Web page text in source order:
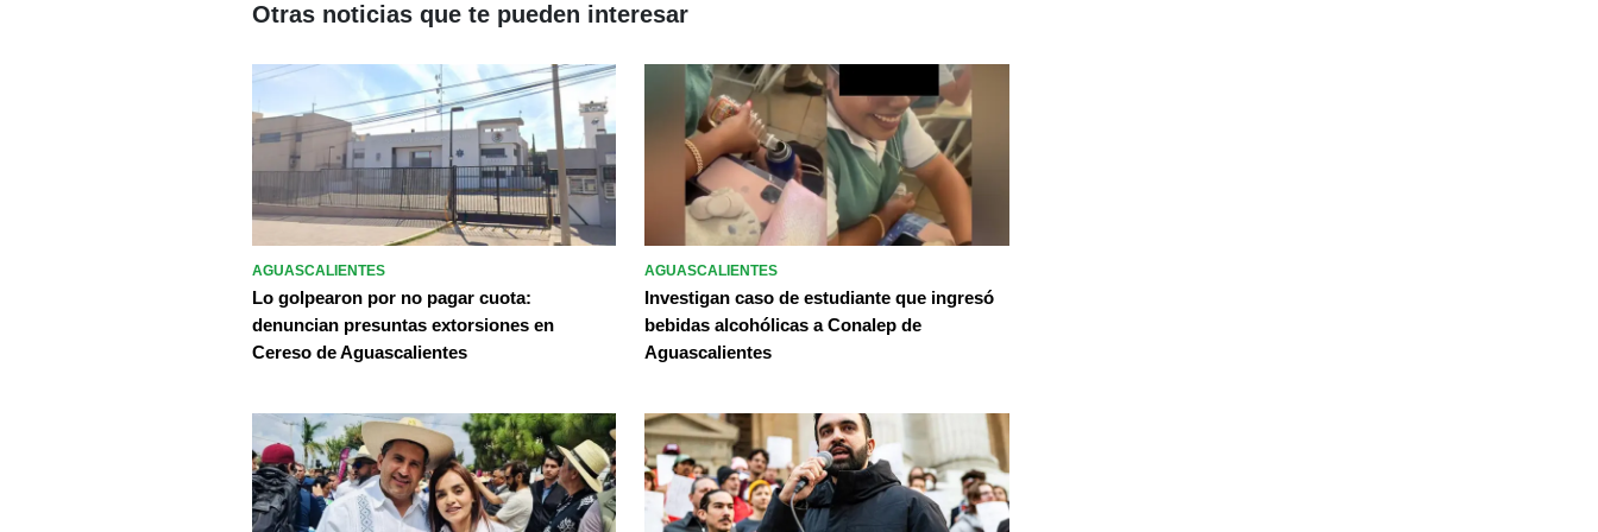
Otras noticias que te pueden interesar
AGUASCALIENTES
Lo golpearon por no pagar cuota:
denuncian presuntas extorsiones en
Cereso de Aguascalientes
AGUASCALIENTES
Investigan caso de estudiante que ingresó
bebidas alcohólicas a Conalep de
Aguascalientes